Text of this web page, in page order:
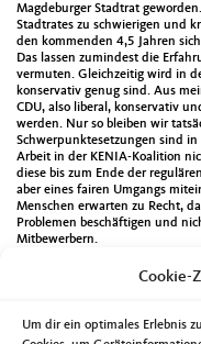
Cookie-
Um dir ein optimales Erlebnis
Magdeburger Stadtrat
Stadtrates zu schwierigen und
den kommenden 4,5 Jahren
Das lassen zumindest die
vermuten. Gleichzeitig wird in
konservativ genug sind. Aus
CDU, also liberal, konservativ
werden. Nur so bleiben wir
Schwerpunktesetzungen sind
Arbeit in der KENIA-Koalition
diese bis zum Ende der
aber eines fairen Umgangs
Menschen erwarten zu Recht,
Problemen beschäftigen und
Mitbewerbern.
Schreckliche Ereignisse wie
Mord an dem Kasseler
muss der Kampf gegen
Menschenfeindlichkeit intensiv